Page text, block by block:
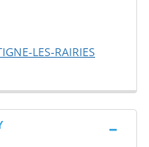
LES-RAIRIES